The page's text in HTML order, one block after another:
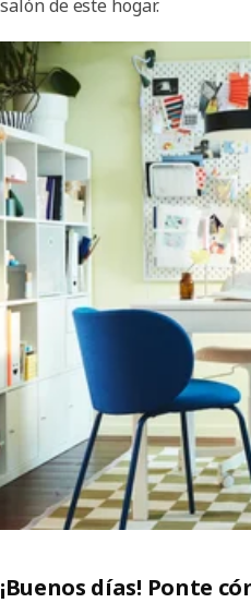
salón de este hogar.
¡Buenos días! Ponte